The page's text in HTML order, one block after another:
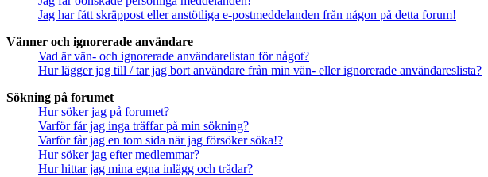
Jag har fått skräppost eller anstötliga e-postmeddelanden från någon på detta forum!
Vänner och ignorerade användare
Vad är vän- och ignorerade användarelistan för något?
Hur lägger jag till / tar jag bort användare från min vän- eller ignorerade användareslista?
Sökning på forumet
Hur söker jag på forumet?
Varför får jag inga träffar på min sökning?
Varför får jag en tom sida när jag försöker söka!?
Hur söker jag efter medlemmar?
Hur hittar jag mina egna inlägg och trådar?